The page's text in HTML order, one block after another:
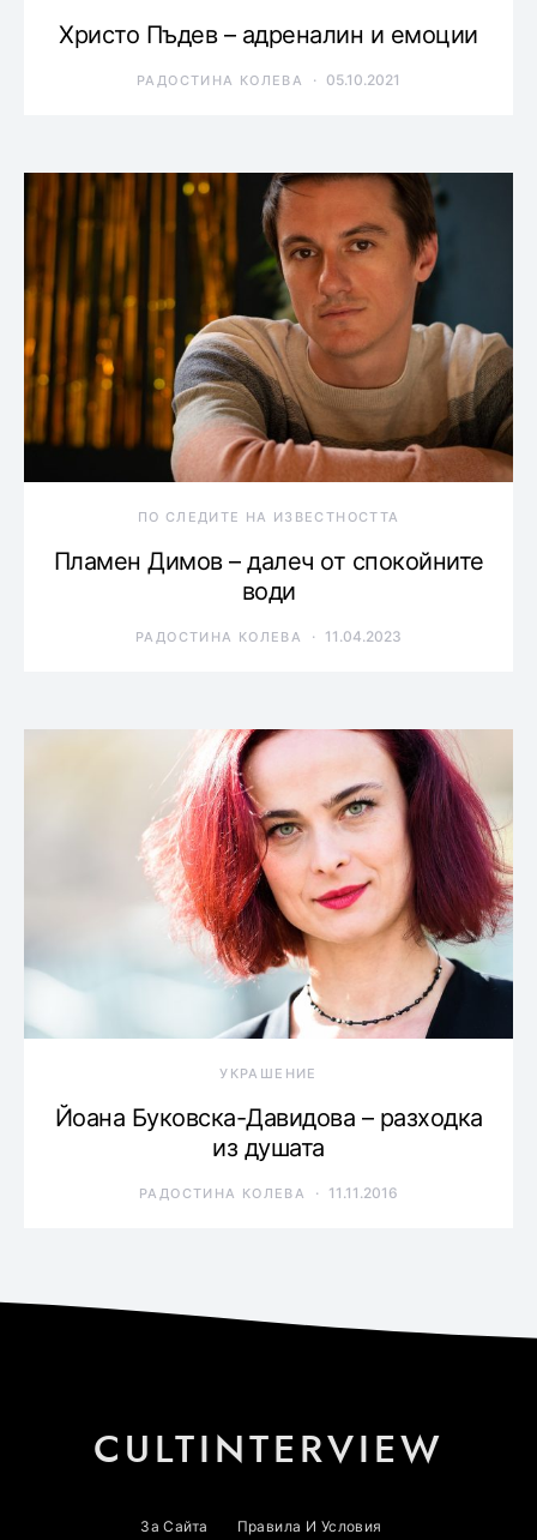
Христо Пъдев – адреналин и емоции
РАДОСТИНА КОЛЕВА 05.10.2021
ПО СЛЕДИТЕ НА ИЗВЕСТНОСТТА
Пламен Димов – далеч от спокойните
води
РАДОСТИНА КОЛЕВА 11.04.2023
УКРАШЕНИЕ
Йоана Буковска-Давидова – разходка
из душата
РАДОСТИНА КОЛЕВА 11.11.2016
CULTINTERVIEW
За Сайта
Правила И Условия